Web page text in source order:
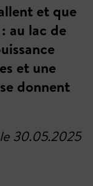
et que
au lac de
et une
donnent
30.05.2025